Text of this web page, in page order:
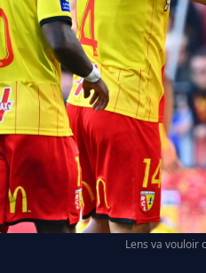
Lens va vouloir